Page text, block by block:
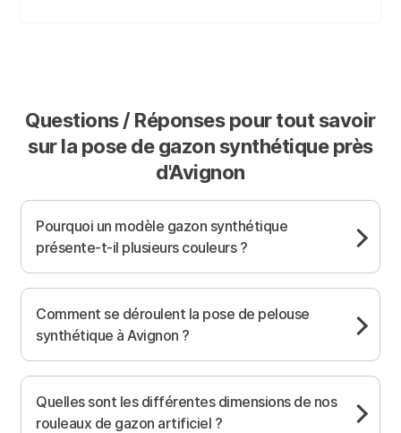
Questions / Réponses pour tout savoir
sur la pose de gazon synthétique près
d'Avignon
Pourquoi un modèle gazon synthétique
présente-t-il plusieurs couleurs ?
Comment se déroulent la pose de pelouse
synthétique à Avignon ?
Quelles sont les différentes dimensions de nos
rouleaux de gazon artificiel ?